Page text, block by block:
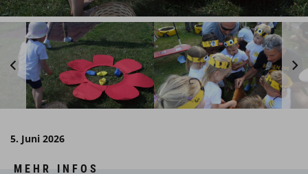
5. Juni 2026
MEHR INFOS